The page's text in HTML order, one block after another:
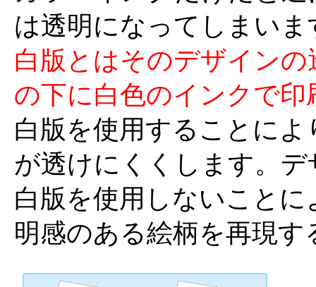
は透明になってしまいま
白版とはそのデザイン
の下に白色のインクで印
白版を使用することに
が透けにくくします。
白版を使用しないこと
明感のある絵柄を再現